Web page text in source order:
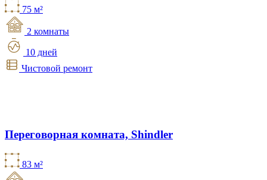
75 м²
2 комнаты
10 дней
Чистовой ремонт
Переговорная комната, Shindler
83 м²